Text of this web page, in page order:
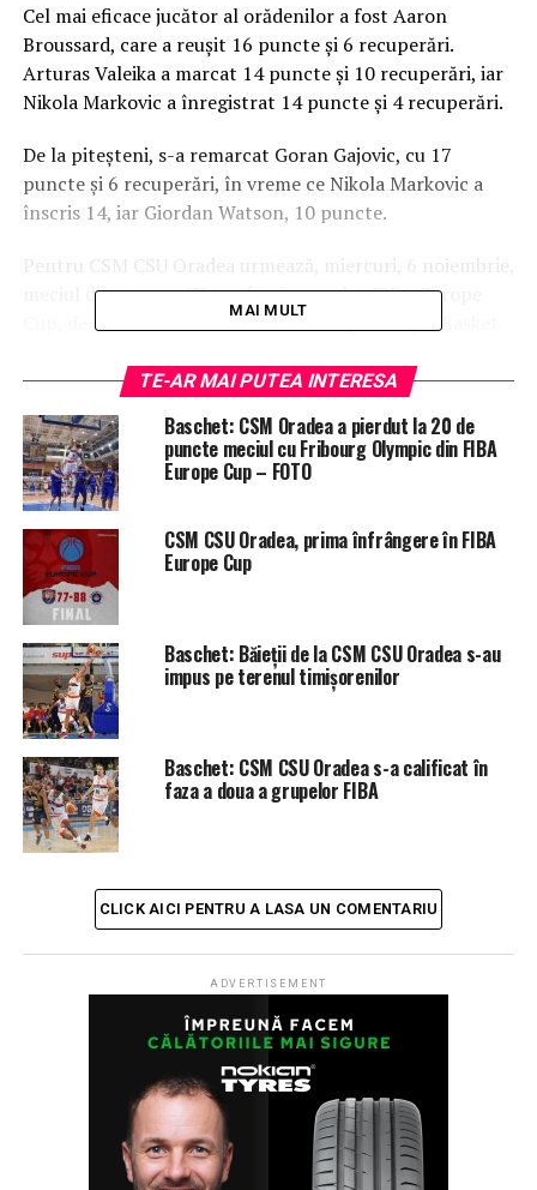
Cel mai eficace jucător al orădenilor a fost Aaron
Broussard, care a reuşit 16 puncte și 6 recuperări.
Arturas Valeika a marcat 14 puncte și 10 recuperări, iar
Nikola Markovic a înregistrat 14 puncte și 4 recuperări.
De la piteşteni, s-a remarcat Goran Gajovic, cu 17
puncte și 6 recuperări, în vreme ce Nikola Markovic a
înscris 14, iar Giordan Watson, 10 puncte.
Pentru CSM CSU Oradea urmează, miercuri, 6 noiembrie,
meciul din etapa a III-a a fazei grupelor FIBA Europe
Cup, de pe terenul celor de la Fribourg Olympic Basket.
ETICHETE: BASCHET
BCMU FC ARGES PITESTI
URMATORUL
Ilie Bolojan s-ar alia cu aeroportul din Debrețin, dar
primarul ungar zice pas
NU RATATI
Premieră medicală la Spitalul Județean Oradea: Pacient
operat pe cord deschis
MAI MULT
TE-AR MAI PUTEA INTERESA
Baschet: CSM Oradea a pierdut la 20 de
puncte meciul cu Fribourg Olympic din FIBA
Europe Cup – FOTO
CSM CSU Oradea, prima înfrângere în FIBA
Europe Cup
Baschet: Băieţii de la CSM CSU Oradea s-au
impus pe terenul timişorenilor
Baschet: CSM CSU Oradea s-a calificat în
faza a doua a grupelor FIBA
CLICK AICI PENTRU A LASA UN COMENTARIU
ADVERTISEMENT